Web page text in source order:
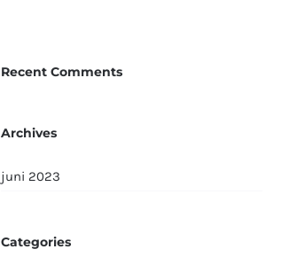
Recent Comments
Archives
juni 2023
Categories